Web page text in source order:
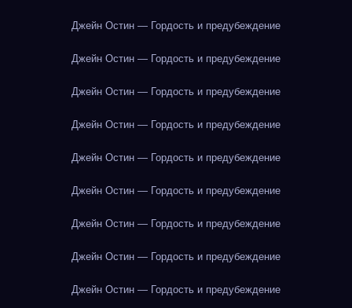
Джейн Остин — Гордость и предубеждение
Джейн Остин — Гордость и предубеждение
Джейн Остин — Гордость и предубеждение
Джейн Остин — Гордость и предубеждение
Джейн Остин — Гордость и предубеждение
Джейн Остин — Гордость и предубеждение
Джейн Остин — Гордость и предубеждение
Джейн Остин — Гордость и предубеждение
Джейн Остин — Гордость и предубеждение